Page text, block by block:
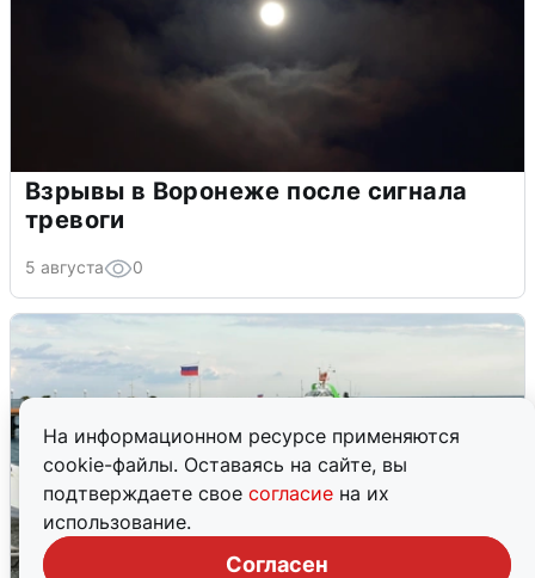
На информационном ресурсе применяются
cookie-файлы. Оставаясь на сайте, вы
подтверждаете свое согласие на их
использование.
Согласен
Взрывы в Воронеже после сигнала
тревоги
5 августа 0